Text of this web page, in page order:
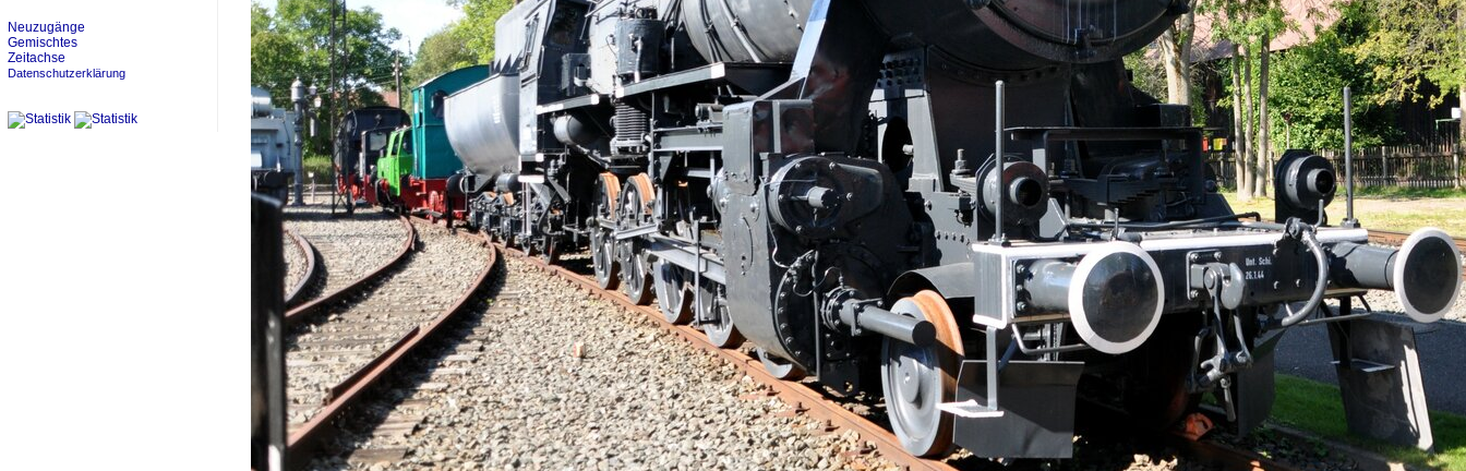
Neuzugänge
Gemischtes
Zeitachse
Datenschutzerklärung